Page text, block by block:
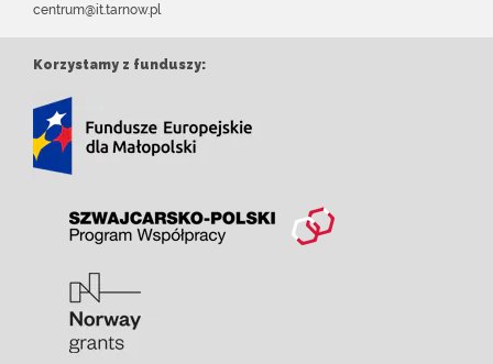
centrum@it.tarnow.pl
Korzystamy z funduszy: